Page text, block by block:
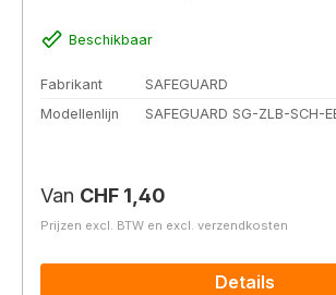
Beschikbaar
Fabrikant
SAFEGUARD
Modellenlijn
SAFEGUARD SG-ZLB-SCH-
Normale prijs:
Van CHF 1,40
Prijzen excl. BTW en excl. verzendkosten
Details